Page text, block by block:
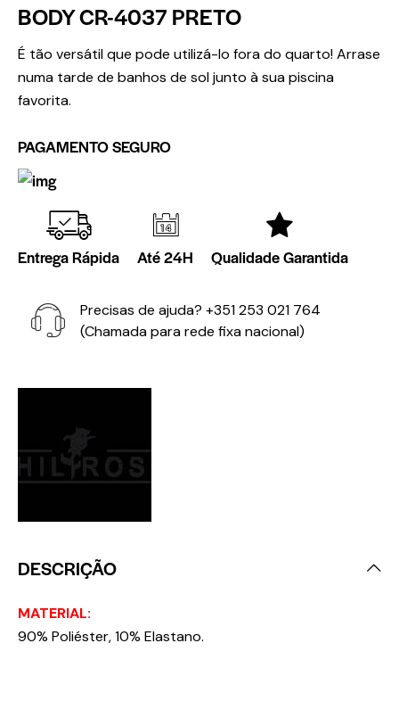
BODY CR-4037 PRETO
É tão versátil que pode utilizá-lo fora do quarto! Arrase
numa tarde de banhos de sol junto à sua piscina
favorita.
PAGAMENTO SEGURO
Entrega Rápida Até 24H Qualidade Garantida
Precisas de ajuda? +351 253 021 764
(Chamada para rede fixa nacional)
DESCRIÇÃO
MATERIAL:
90% Poliéster, 10% Elastano.